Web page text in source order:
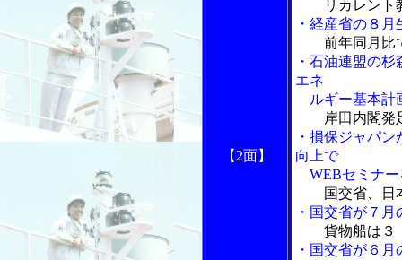
【2面】
リカレント
・経産省の８
前年同月比
・石油連盟の
エネ
ルギー基本計
岸田内閣発
・損保ジャパ
向上で
WEBセミナー
国交省、日
・国交省が７
貨物船は３
・国交省が６